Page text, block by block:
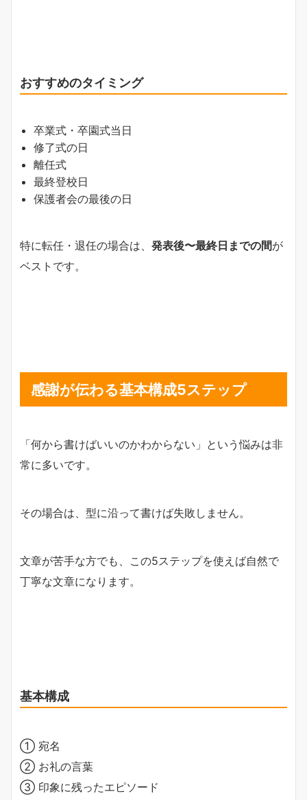
おすすめのタイミング
卒業式・卒園式当日
修了式の日
離任式
最終登校日
保護者会の最後の日
特に転任・退任の場合は、 発表後〜最終日までの間が
ベストです。
感謝が伝わる基本構成5ステップ
「何から書けばいいのかわからない」という悩みは非
常に多いです。
その場合は、型に沿って書けば失敗しません。
文章が苦手な方でも、この5ステップを使えば自然で
丁寧な文章になります。
基本構成
① 宛名
② お礼の言葉
③ 印象に残ったエピソード